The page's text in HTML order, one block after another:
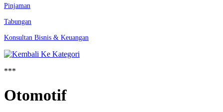
Pinjaman
Tabungan
Konsultan Bisnis & Keuangan
***
Otomotif